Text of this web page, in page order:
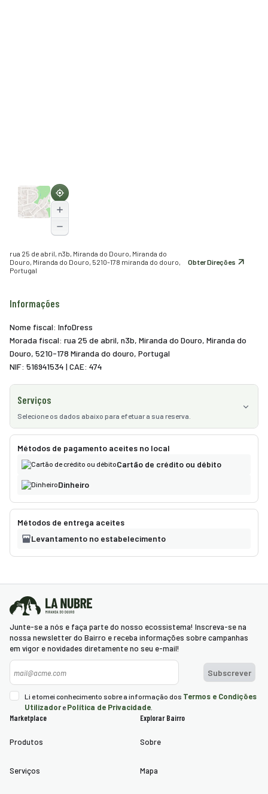
rua 25 de abril, n3b, Miranda do Douro, Miranda do
Douro, Miranda do Douro, 5210-178 miranda do douro,
Portugal
Obter Direções
Informações
Nome fiscal: InfoDress
Morada fiscal: rua 25 de abril, n3b, Miranda do Douro, Miranda do
Douro, 5210-178 Miranda do douro, Portugal
NIF: 516941534 | CAE: 474
Serviços
Selecione os dados abaixo para efetuar a sua reserva.
Serviços 3
Pedimos desculpa, não foram encontrados resultados.
Neste momento a loja não tem serviços disponíveis. Por favor,
explore outras lojas disponíveis ou volte mais tarde.
As ofertas baseiam-se na hora, na data e no número de clientes e podem
variar à medida que continua o processo de reserva.
Continuar
Métodos de pagamento aceites no local
Cartão de crédito ou débito
Dinheiro
Métodos de entrega aceites
Levantamento no estabelecimento
Junte-se a nós e faça parte do nosso ecossistema! Inscreva-se na
nossa newsletter do Bairro e receba informações sobre campanhas
em vigor e novidades diretamente no seu e-mail!
Subscrever
Li e tomei conhecimento sobre a informação dos Termos e Condições
Utilizador ePolítica de Privacidade
Marketplace
Produtos
Serviços
Explorar Bairro
Sobre
Mapa